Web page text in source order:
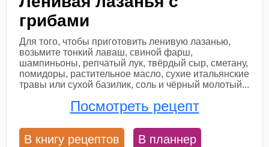
грибами
Для того, чтобы приготовить ленивую лазанью,
возьмите тонкий лаваш, свиной фарш,
шампиньоны, репчатый лук, твёрдый сыр, сметану,
помидоры, растительное масло, сухие итальянские
травы или сухой базилик, соль и чёрный молотый...
Посмотреть рецепт
В книгу рецептов В планнер